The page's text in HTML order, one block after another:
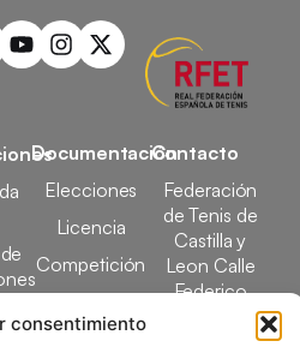
consentimiento
Documentación
Elecciones
Licencia
Competición
Docencia
Contacto
Federación
de Tenis de
Castilla y
Leon Calle
Federico
García Lorca,